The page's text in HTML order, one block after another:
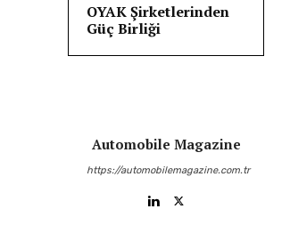
OYAK Şirketlerinden
Güç Birliği
Automobile Magazine
https://automobilemagazine.com.tr